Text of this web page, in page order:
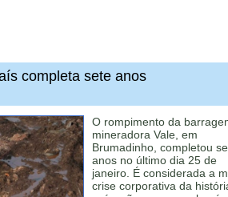
completa sete anos
O rompimento da
mineradora Vale, em
Brumadinho, completou
anos no último dia 25 de
janeiro. É considerada a
crise corporativa da